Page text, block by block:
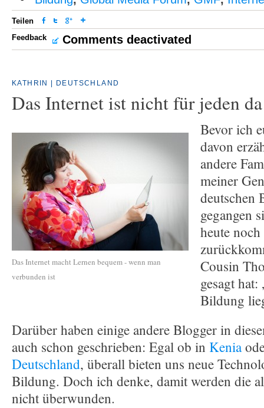
Teilen
Feedback
Comments deactivated
KATHRIN | DEUTSCHLAND
Das Internet ist nicht für jeden da
Das Internet macht Lernen bequem - wenn man
verbunden ist
Bevor ich
davon
andere
meiner
deutschen
gegangen
heute
Cousin
gesagt
Bildung
Darüber haben einige andere Blogger in
auch schon geschrieben: Egal ob in Kenia
Deutschland, überall bieten uns neue
Bildung. Doch ich denke, damit werden die
nicht überwunden.